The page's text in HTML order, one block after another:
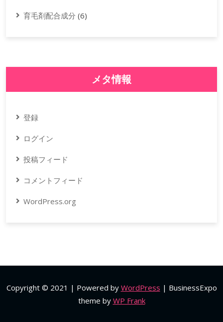
育毛剤配合成分 (6)
メタ情報
登録
ログイン
投稿フィード
コメントフィード
WordPress.org
Copyright © 2021 | Powered by WordPress | BusinessExpo
theme by WP Frank